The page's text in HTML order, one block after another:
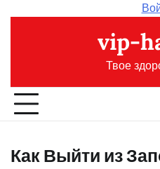
vip-
Твое
Как Выйти из